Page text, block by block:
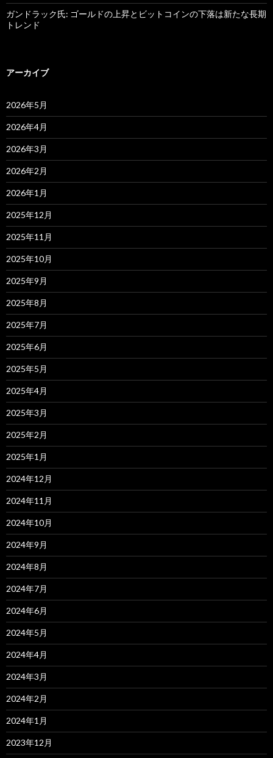
ガンドラック氏: ゴールドの上昇とビットコインの下落は新たな長期
トレンド
アーカイブ
2026年5月
2026年4月
2026年3月
2026年2月
2026年1月
2025年12月
2025年11月
2025年10月
2025年9月
2025年8月
2025年7月
2025年6月
2025年5月
2025年4月
2025年3月
2025年2月
2025年1月
2024年12月
2024年11月
2024年10月
2024年9月
2024年8月
2024年7月
2024年6月
2024年5月
2024年4月
2024年3月
2024年2月
2024年1月
2023年12月